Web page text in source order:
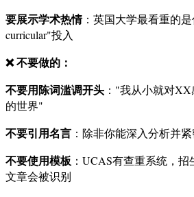
要展示学术热情：英国大学最看重的
curricular"投入
❌ 不要做的：
不要用陈词滥调开头 ："我从小就对
的世界"
不要引用名言 ：除非你能深入分析并
不要使用模板 ：UCAS有查重系统，
文章会被识别